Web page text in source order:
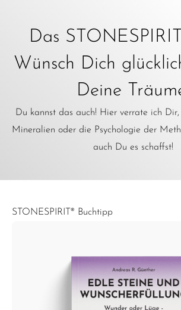
Das
Wünsch Dich
Deine
Du kannst das auch! Hier verrate ich
Mineralien oder die Psychologie der
auch Du es schaffst!
STONESPIRIT® Buchtipp